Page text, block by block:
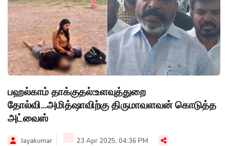
பஹல்காம் தாக்குதல்:உளவுத்துறை
தோல்வி...அமித்ஷாவிற்கு திருமாவளவன் கொடுத்த
அட்வைஸ்
Jayakumar 23 Apr 2025, 04:36 PM